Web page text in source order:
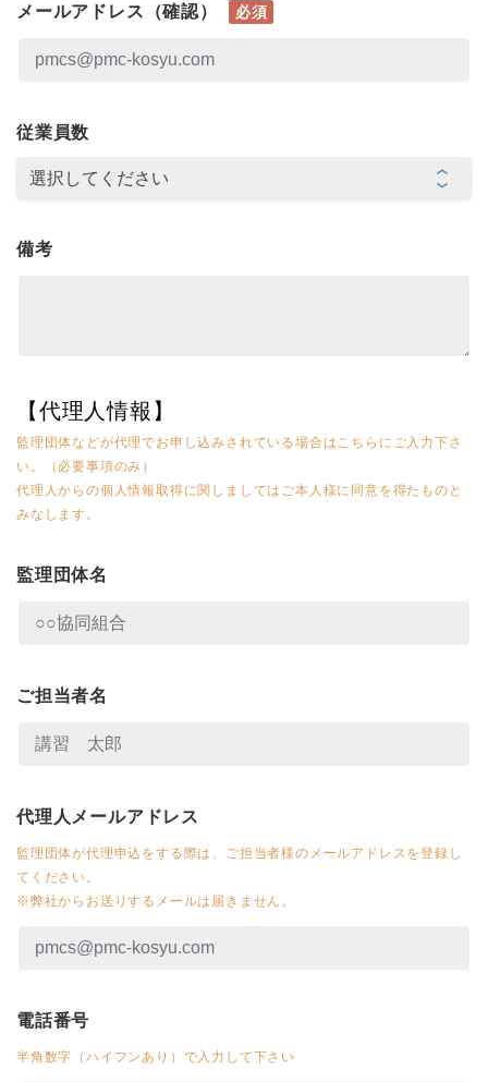
メールアドレス（確認） 必須
従業員数
備考
【代理人情報】
監理団体などが代理でお申し込みされている場合はこちらにご入力下さ
い。（必要事項のみ）
代理人からの個人情報取得に関しましてはご本人様に同意を得たものと
みなします。
監理団体名
ご担当者名
代理人メールアドレス
監理団体が代理申込をする際は、ご担当者様のメールアドレスを登録し
てください。
※弊社からお送りするメールは届きません。
電話番号
半角数字（ハイフンあり）で入力して下さい